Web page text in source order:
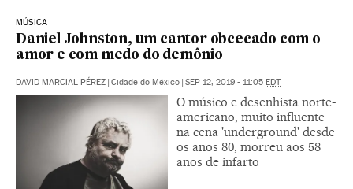
MÚSICA
Daniel Johnston, um cantor obcecado com o
amor e com medo do demônio
DAVID MARCIAL PÉREZ | Cidade do México | SEP 12, 2019 - 11:05 EDT
O músico e desenhista norte-
americano, muito influente
na cena 'underground' desde
os anos 80, morreu aos 58
anos de infarto